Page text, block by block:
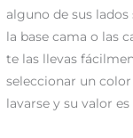
alguno de sus
la base cama o las
te las llevas
seleccionar un
lavarse y su valor